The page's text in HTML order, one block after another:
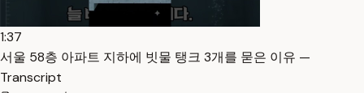
1:37
서울 58층 아파트 지하에 빗물 탱크 3개를 묻은 이유 —
Transcript